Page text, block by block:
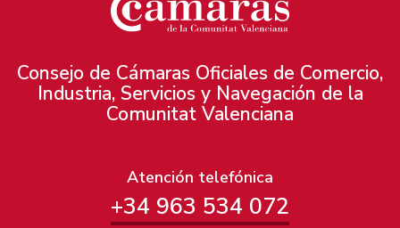
Consejo de Cámaras Oficiales de Comercio,
Industria, Servicios y Navegación de la
Comunitat Valenciana
Atención telefónica
+34 963 534 072